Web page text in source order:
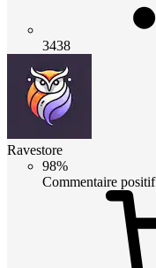
3438
Ravestore
98%
Commentaire positif